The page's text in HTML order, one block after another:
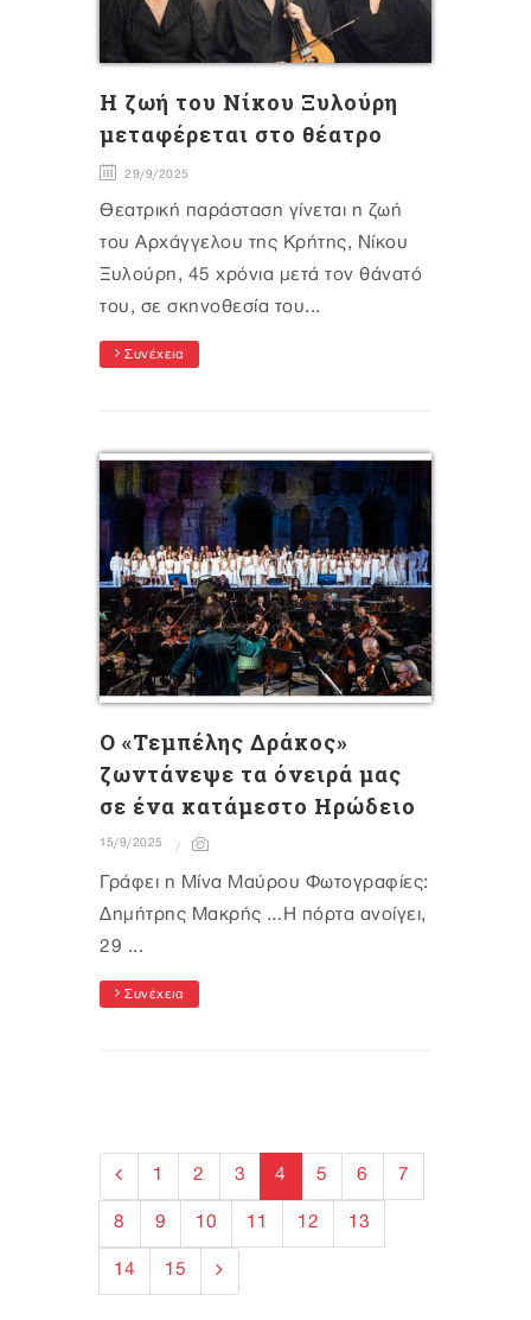
H ζωή του Νίκου Ξυλούρη
μεταφέρεται στο θέατρο
29/9/2025
Θεατρική παράσταση γίνεται η ζωή
του Αρχάγγελου της Κρήτης, Νίκου
Ξυλούρη, 45 χρόνια μετά τον θάνατό
του, σε σκηνοθεσία του...
Συνέχεια
Ο «Τεμπέλης Δράκος»
ζωντάνεψε τα όνειρά μας
σε ένα κατάμεστο Ηρώδειο
15/9/2025
Γράφει η Μίνα Μαύρου Φωτογραφίες:
Δημήτρης Μακρής …Η πόρτα ανοίγει,
29 ...
Συνέχεια
1 2 3 4 5 6 7
8 9 10 11 12 13
14 15